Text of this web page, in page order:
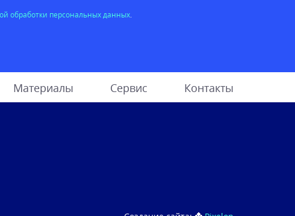
обработки персональных данных.
Материалы Сервис Контакты